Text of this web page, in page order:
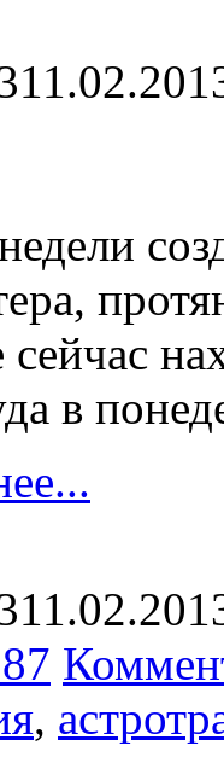
сейчас
в
,